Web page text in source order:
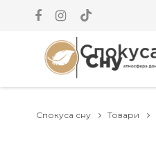
Спокуса сну Товари